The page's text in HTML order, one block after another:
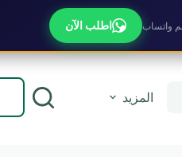
اطلب الآن
المزيد